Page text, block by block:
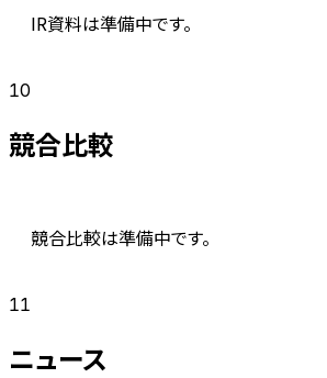
IR資料は準備中です。
10
競合比較
競合比較は準備中です。
11
ニュース